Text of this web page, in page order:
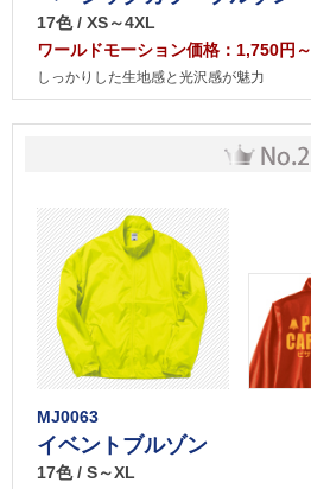
17色 / XS～4XL
ワールドモーション価格：1,750円～
しっかりした生地感と光沢感が魅力
MJ0063
イベントブルゾン
17色 / S～XL